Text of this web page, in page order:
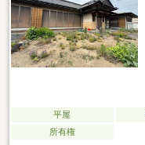
平屋
所有権